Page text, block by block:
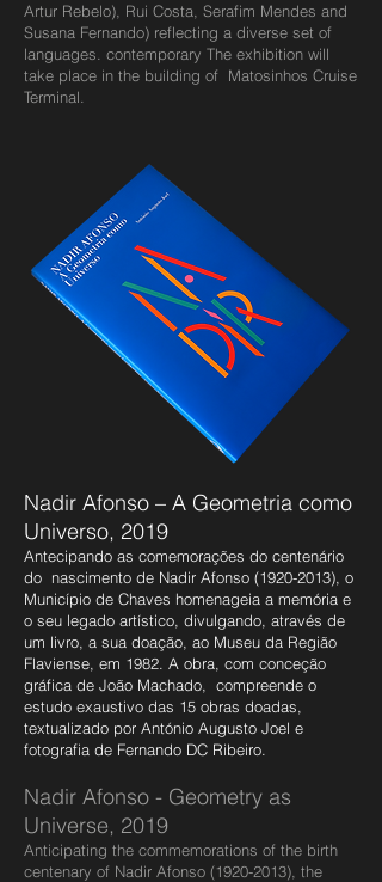
Artur Rebelo), Rui Costa, Serafim Mendes and
Susana Fernando) reflecting a diverse set of
languages. contemporary The exhibition will
take place in the building of Matosinhos Cruise
Terminal.
Nadir Afonso – A Geometria como
Universo, 2019
Antecipando as comemorações do centenário
do nascimento de Nadir Afonso (1920-2013) , o
Município de Chaves homenageia a memória e
o seu legado artístico, divulgando, através de
um livro, a sua doação, ao Museu da Região
Flaviense, em 1982. A obra, com conceção
gráfica de João Machado, compreende o
estudo exaustivo das 15 obras doadas,
textualizado por António Augusto Joel e
fotografia de Fernando DC Ribeiro.
Nadir Afonso - Geometry as
Universe, 2019
Anticipating the commemorations of the birth
centenary of Nadir Afonso (1920-2013) , the